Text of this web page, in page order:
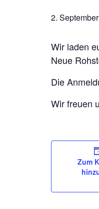
2.
Wir laden
Neue
Die
Wir freuen
Zum